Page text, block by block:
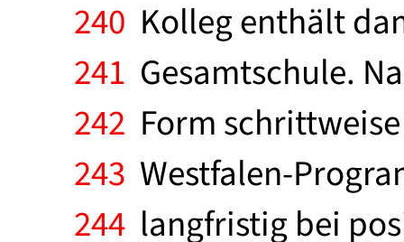
240 Kolleg enthält
241 Gesamtschule.
242 Form
243 Westfalen-
244 langfristig bei